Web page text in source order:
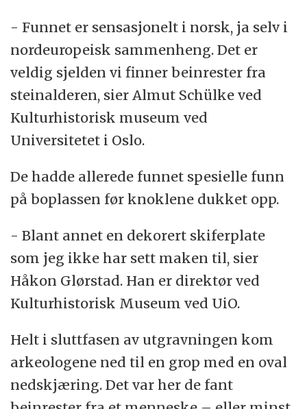
- Funnet er sensasjonelt i norsk, ja selv i
nordeuropeisk sammenheng. Det er
veldig sjelden vi finner beinrester fra
steinalderen, sier Almut Schülke ved
Kulturhistorisk museum ved
Universitetet i Oslo.
De hadde allerede funnet spesielle funn
på boplassen før knoklene dukket opp.
- Blant annet en dekorert skiferplate
som jeg ikke har sett maken til, sier
Håkon Glørstad. Han er direktør ved
Kulturhistorisk Museum ved UiO.
Helt i sluttfasen av utgravningen kom
arkeologene ned til en grop med en oval
nedskjæring. Det var her de fant